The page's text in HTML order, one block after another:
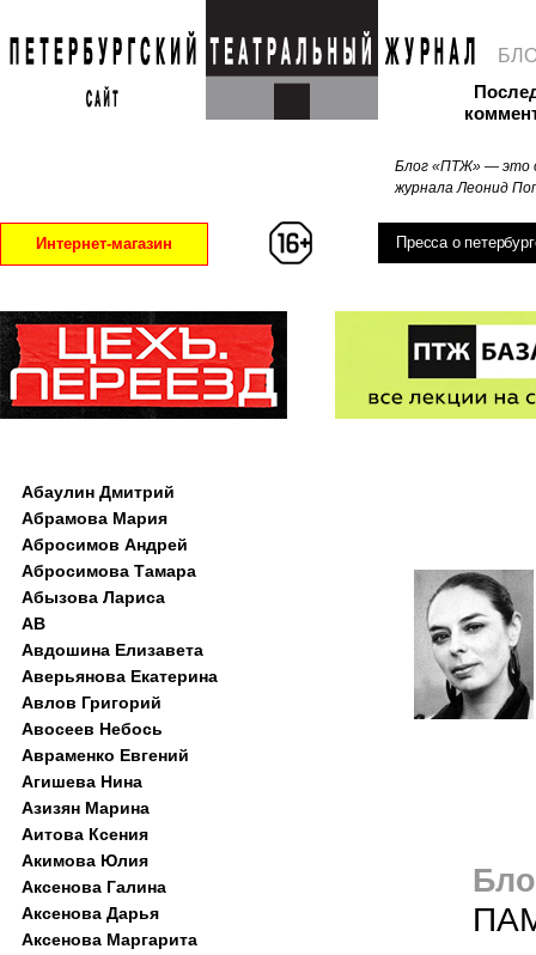
Блог «ПТЖ» — это
журнала Леонид
Интернет-магазин Пресса о
Абаулин Дмитрий
Абрамова Мария
Абросимов Андрей
Абросимова Тамара
Абызова Лариса
АВ
Авдошина Елизавета
Аверьянова Екатерина
Авлов Григорий
Авосеев Небось
Авраменко Евгений
Агишева Нина
Азизян Марина
Аитова Ксения
Акимова Юлия
Аксенова Галина
Аксенова Дарья
Аксенова Маргарита